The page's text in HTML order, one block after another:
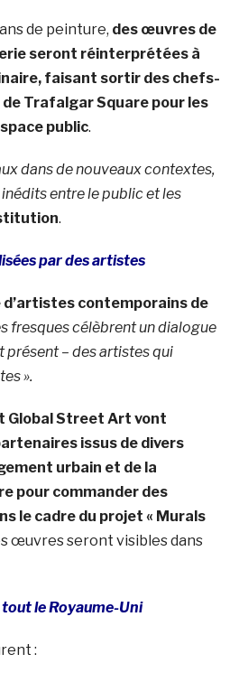
de peinture, des œuvres de
seront réinterprétées à
faisant sortir des chefs-
Trafalgar Square pour les
public.
dans de nouveaux contextes,
entre le public et les
.
par des artistes
d’artistes contemporains de
fresques célèbrent un dialogue
présent – ​​des artistes qui
».
Global Street Art vont
issus de divers
urbain et de la
pour commander des
le cadre du projet « Murals
œuvres seront visibles dans
le Royaume-Uni
: